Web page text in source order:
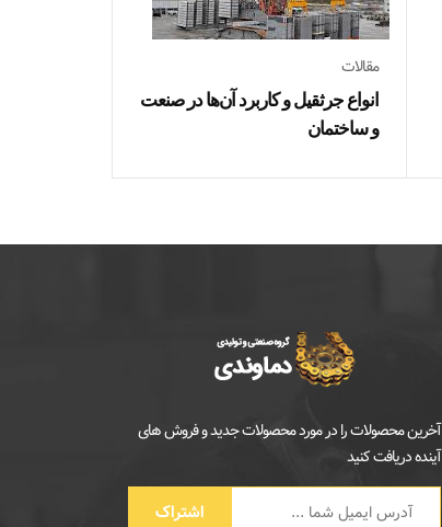
مقالات
انواع جرثقیل و کاربرد آن‌ها در صنعت
و ساختمان
آخرین محصولات را در مورد محصولات جدید و فروش های
آینده دریافت کنید
اشتراک